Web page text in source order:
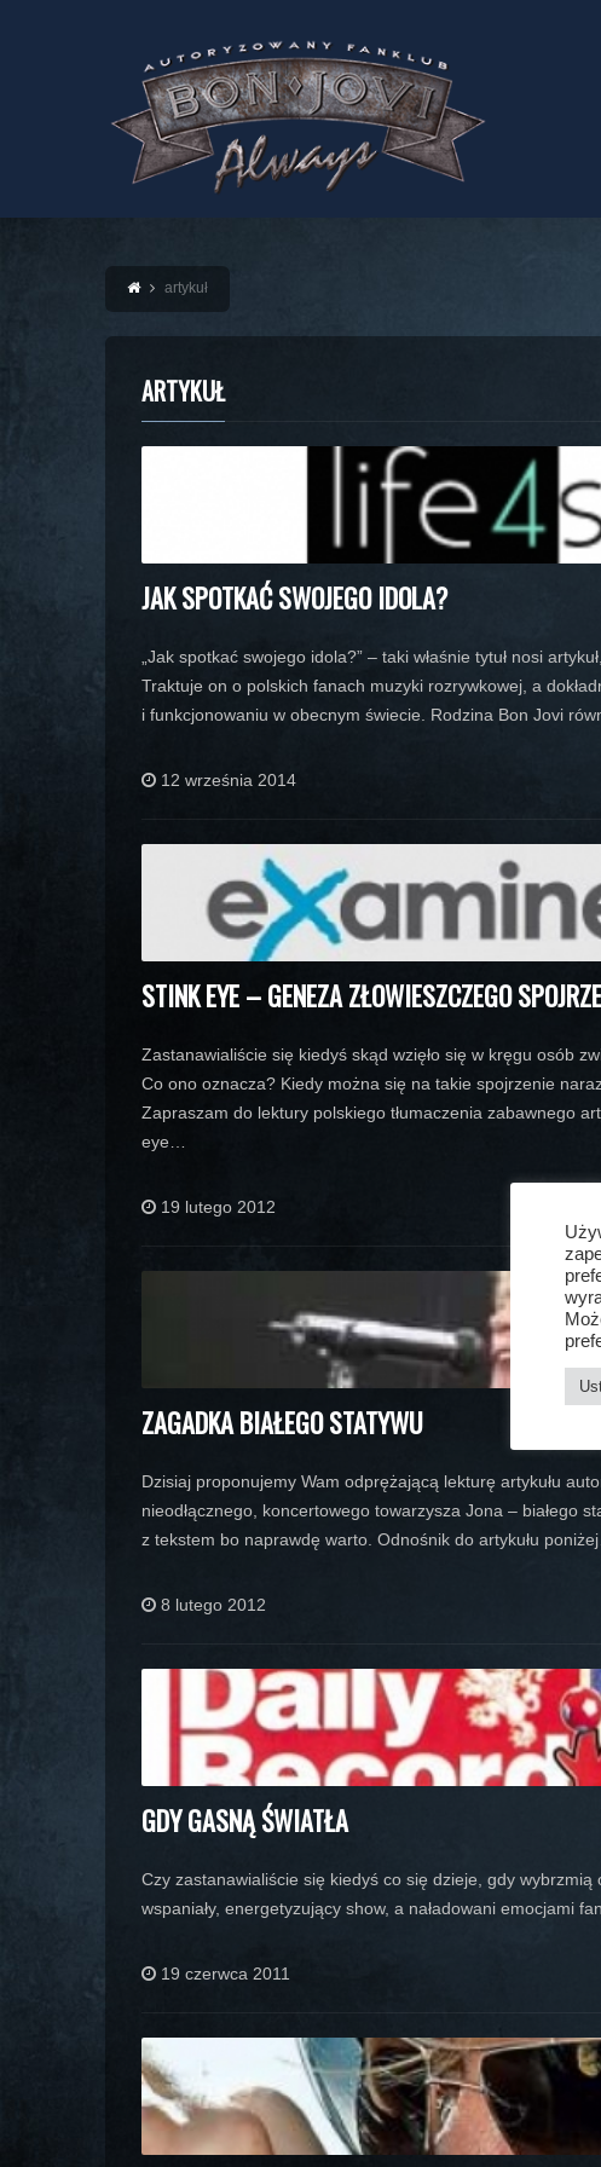
artykuł
ARTYKUŁ
JAK SPOTKAĆ SWOJEGO IDOLA?
„Jak spotkać swojego idola?” – taki właśnie tytuł nosi
Traktuje on o polskich fanach muzyki rozrywkowej, a
i funkcjonowaniu w obecnym świecie. Rodzina Bon Jovi
12 września 2014
STINK EYE – GENEZA ZŁOWIESZCZEGO
Zastanawialiście się kiedyś skąd wzięło się w kręgu osób
Co ono oznacza? Kiedy można się na takie spojrzenie
Zapraszam do lektury polskiego tłumaczenia zabawnego
eye…
19 lutego 2012
ZAGADKA BIAŁEGO STATYWU
Dzisiaj proponujemy Wam odprężającą lekturę artykułu
nieodłącznego, koncertowego towarzysza Jona – białego
z tekstem bo naprawdę warto. Odnośnik do artykułu
8 lutego 2012
GDY GASNĄ ŚWIATŁA
Czy zastanawialiście się kiedyś co się dzieje, gdy
wspaniały, energetyzujący show, a naładowani emocjami
19 czerwca 2011